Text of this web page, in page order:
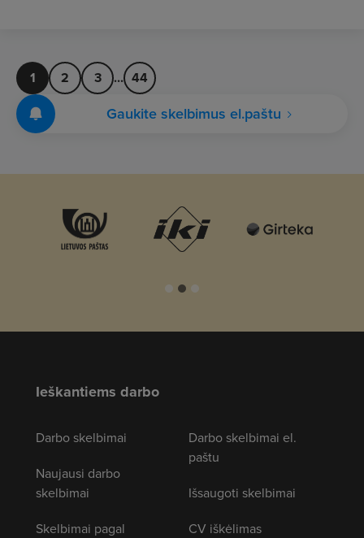
1 2 3 ... 44
Gaukite skelbimus el.paštu
Ieškantiems darbo
Darbo skelbimai
Naujausi darbo
skelbimai
Skelbimai pagal
Darbo skelbimai el.
paštu
Išsaugoti skelbimai
CV iškėlimas